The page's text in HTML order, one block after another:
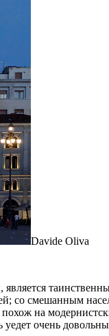
Davide Oliva
смешанным
на
уедет очень